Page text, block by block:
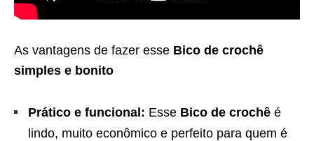
As vantagens de fazer esse Bico de crochê
simples e bonito
Prático e funcional: Esse Bico de crochê é
lindo, muito econômico e perfeito para quem é